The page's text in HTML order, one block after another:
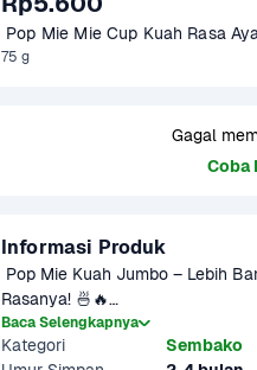
Pop Mie Mie Cup Kuah Rasa
75 g
Gagal
Coba
Informasi Produk
Pop Mie Kuah Jumbo – Lebih
Rasanya! 🍜🔥
Lapar mendadak? Butuh yang
Baca Selengkapnya
Kategori
Sembako